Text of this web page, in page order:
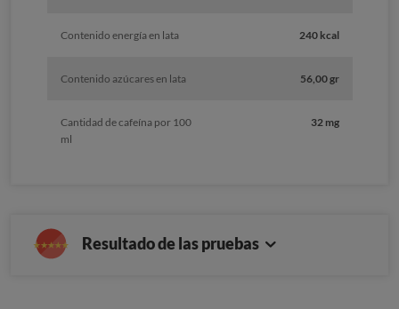
Contenido energía en lata 240 kcal
Contenido azúcares en lata 56,00 gr
Cantidad de cafeína por 100
ml
32 mg
Resultado de las pruebas